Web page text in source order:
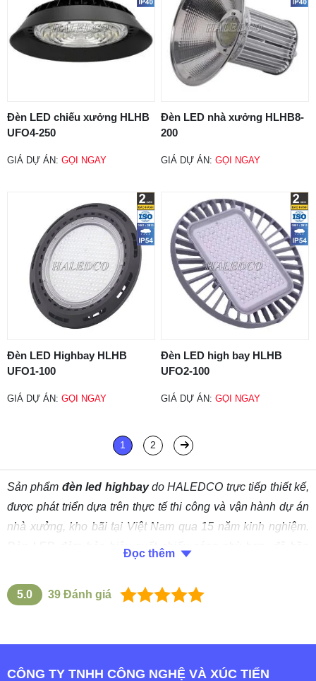
Đèn LED chiếu xưởng HLHB
UFO4-250
GIÁ DỰ ÁN: GỌI NGAY
Đèn LED nhà xưởng HLHB8-
200
GIÁ DỰ ÁN: GỌI NGAY
Đèn LED Highbay HLHB
UFO1-100
GIÁ DỰ ÁN: GỌI NGAY
Đèn LED high bay HLHB
UFO2-100
GIÁ DỰ ÁN: GỌI NGAY
1 2
Sản phẩm đèn led highbaydo HALEDCO trực tiếp thiết kế,
được phát triển dựa trên thực tế thi công và vận hành dự án
nhà xưởng, kho bãi tại Việt Nam qua 15 năm kinh nghiệm.
Đèn LED đảm bảo hiệu suất chiếu sáng phù hợp, độ bền
soát chất lượng tại nhà máy, đáp ứng nhu cầu chiếu sáng
tiết kiệm - bền bỉ - tính thẩm mỹ cao.
1. Đèn highbay là gì?
Đọc thêm
5.0 39 Đánh giá
CÔNG TY TNHH CÔNG NGHỆ VÀ XÚC TIẾN